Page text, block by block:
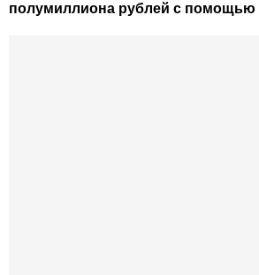
полумиллиона рублей с помощью